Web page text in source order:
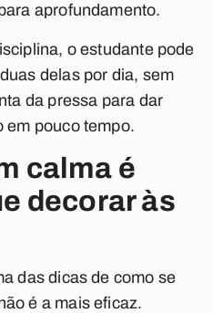
aprofundamento.
o estudante pode
delas por dia, sem
da pressa para dar
em pouco tempo.
calma é
decorar às
das dicas de como se
é a mais eficaz.